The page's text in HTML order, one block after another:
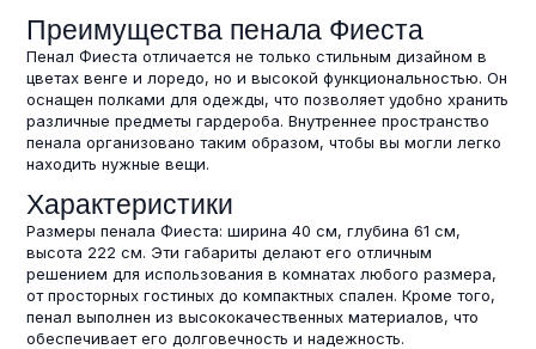
Преимущества пенала Фиеста
Пенал Фиеста отличается не только стильным дизайном в
цветах венге и лоредо, но и высокой функциональностью. Он
оснащен полками для одежды, что позволяет удобно хранить
различные предметы гардероба. Внутреннее пространство
пенала организовано таким образом, чтобы вы могли легко
находить нужные вещи.
Характеристики
Размеры пенала Фиеста: ширина 40 см, глубина 61 см,
высота 222 см. Эти габариты делают его отличным
решением для использования в комнатах любого размера,
от просторных гостиных до компактных спален. Кроме того,
пенал выполнен из высококачественных материалов, что
обеспечивает его долговечность и надежность.